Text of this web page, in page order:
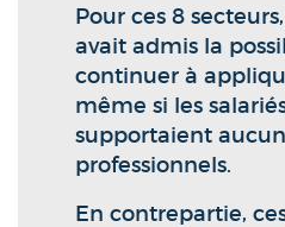
Pour ces 8
avait admis la
continuer à
même si les
supportaient
professionnels.
En contrepartie,